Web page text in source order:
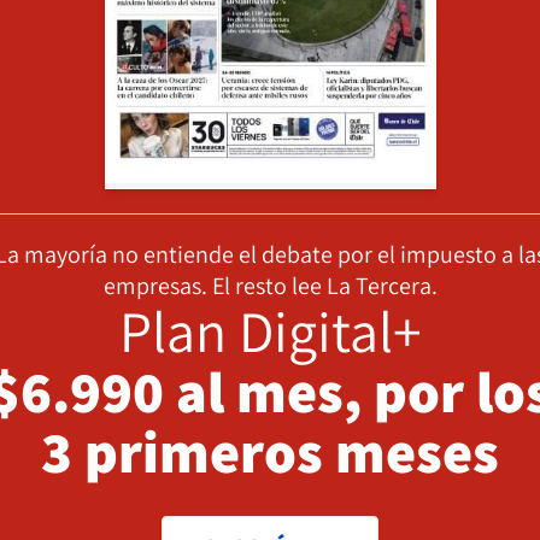
mayoría no entiende el debate por el impuesto a
empresas. El resto lee La Tercera.
Plan Digital+
al mes, por
3 primeros meses